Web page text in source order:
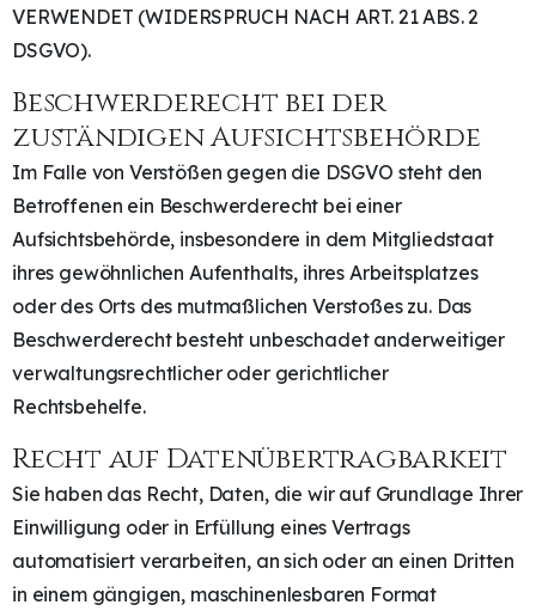
VERWENDET (WIDERSPRUCH NACH ART. 21 ABS. 2
DSGVO).
Beschwerde­recht bei der
zuständigen Aufsichts­behörde
Im Falle von Verstößen gegen die DSGVO steht den
Betroffenen ein Beschwerderecht bei einer
Aufsichtsbehörde, insbesondere in dem Mitgliedstaat
ihres gewöhnlichen Aufenthalts, ihres Arbeitsplatzes
oder des Orts des mutmaßlichen Verstoßes zu. Das
Beschwerderecht besteht unbeschadet anderweitiger
verwaltungsrechtlicher oder gerichtlicher
Rechtsbehelfe.
Recht auf Daten­übertrag­barkeit
Sie haben das Recht, Daten, die wir auf Grundlage Ihrer
Einwilligung oder in Erfüllung eines Vertrags
automatisiert verarbeiten, an sich oder an einen Dritten
in einem gängigen, maschinenlesbaren Format